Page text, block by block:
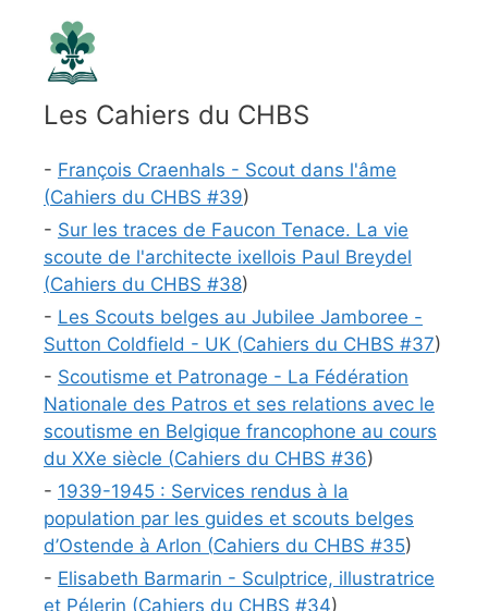
Les Cahiers du CHBS
- François Craenhals - Scout dans l'âme
(Cahiers du CHBS #39)
- Sur les traces de Faucon Tenace. La vie
scoute de l'architecte ixellois Paul Breydel
(Cahiers du CHBS #38)
- Les Scouts belges au Jubilee Jamboree -
Sutton Coldfield - UK (Cahiers du CHBS #37)
- Scoutisme et Patronage - La Fédération
Nationale des Patros et ses relations avec le
scoutisme en Belgique francophone au cours
du XXe siècle (Cahiers du CHBS #36)
- 1939-1945 : Services rendus à la
population par les guides et scouts belges
d’Ostende à Arlon (Cahiers du CHBS #35)
- Elisabeth Barmarin - Sculptrice, illustratrice
et Pélerin (Cahiers du CHBS #34)